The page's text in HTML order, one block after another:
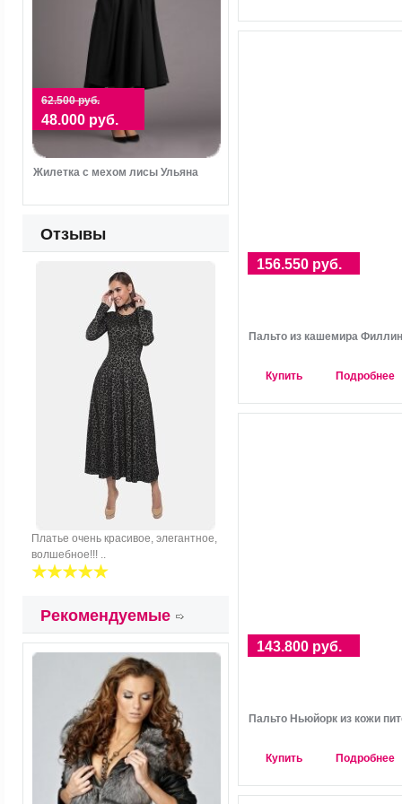
156.550 руб.
Пальто из кашемира
Купить Подробнее
143.800 руб.
Пальто Ньюйорк из кожи
Купить Подробнее
62.500 руб.
48.000 руб.
Жилетка с мехом лисы Ульяна
Отзывы
Платье очень красивое, элегантное,
волшебное!!! ..
Рекомендуемые